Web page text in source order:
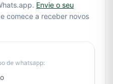
Envie o seu
comece a receber novos
de whatsapp: